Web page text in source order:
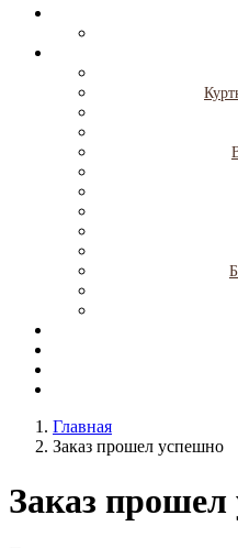
Главная
Заказ прошел успешно
Заказ прошел